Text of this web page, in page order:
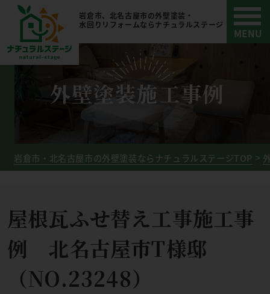
岩倉市、北名古屋市の外壁塗装・
水回りリフォームならナチュラルステージ
外壁塗装施工事例
岩倉市・北名古屋市の外壁塗装ならナチュラルステージTOP
屋根瓦ふせ替え工事施工事
例 北名古屋市T様邸
（NO.23248）